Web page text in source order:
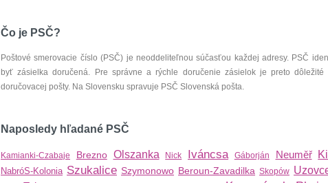
Čo je PSČ?
Poštové smerovacie číslo (PSČ) je neoddeliteľnou súčasťou každej adresy. PSČ
byť zásielka doručená. Pre správne a rýchle doručenie zásielok je preto dôležité
doručovacej pošty. Na Slovensku spravuje PSČ Slovenská pošta.
Naposledy hľadané PSČ
Kamianki-Czabaje Brezno Olszanka Nick Iváncsa Gáborján Neuměř
NabróS-Kolonia Szukalice Szymonowo Beroun-Zavadilka Skopów